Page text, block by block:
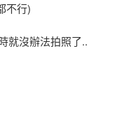
不行)
就沒辦法拍照了..